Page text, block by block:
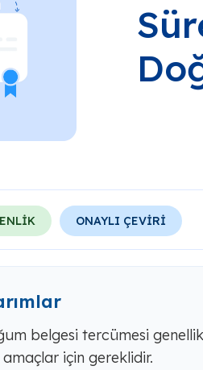
ONAYLI ÇEVİRİ
belgesi tercümesi
için gereklidir.